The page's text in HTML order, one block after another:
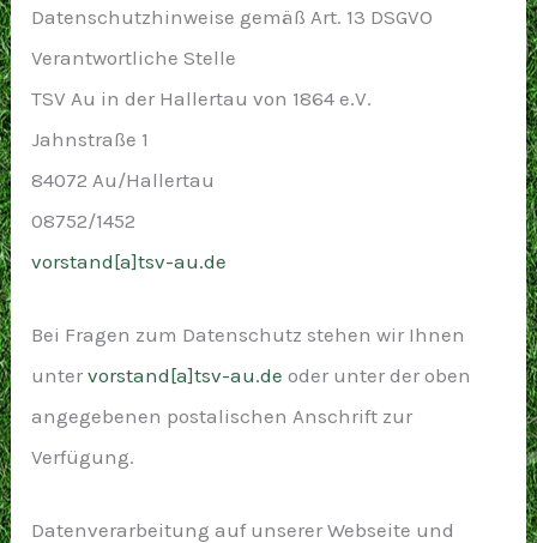
Datenschutzhinweise gemäß Art. 13 DSGVO
Verantwortliche Stelle
TSV Au in der Hallertau von 1864 e.V.
Jahnstraße 1
84072 Au/Hallertau
08752/1452
vorstand[a]tsv-au.de
Bei Fragen zum Datenschutz stehen wir Ihnen
untervorstand[a]tsv-au.de oder unter der oben
angegebenen postalischen Anschrift zur
Verfügung.
Datenverarbeitung auf unserer Webseite und